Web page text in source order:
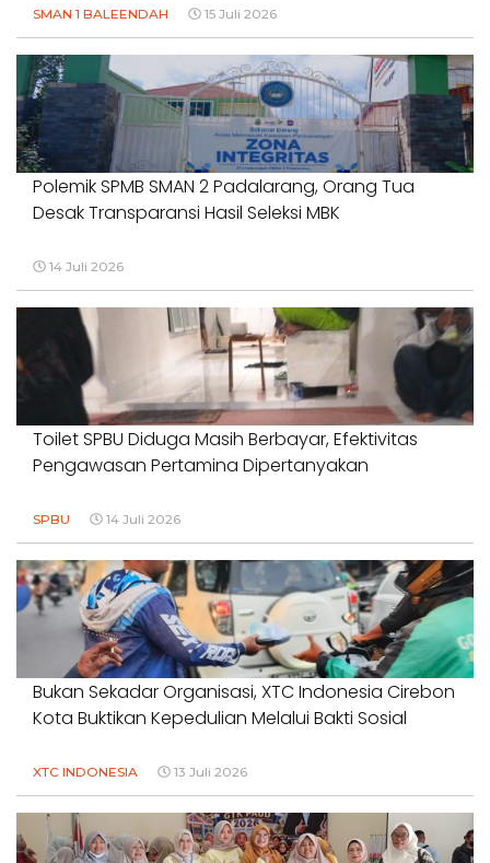
SMAN 1 BALEENDAH 15 Juli 2026
Polemik SPMB SMAN 2 Padalarang, Orang Tua
Desak Transparansi Hasil Seleksi MBK
14 Juli 2026
Toilet SPBU Diduga Masih Berbayar, Efektivitas
Pengawasan Pertamina Dipertanyakan
SPBU 14 Juli 2026
Bukan Sekadar Organisasi, XTC Indonesia Cirebon
Kota Buktikan Kepedulian Melalui Bakti Sosial
XTC INDONESIA 13 Juli 2026